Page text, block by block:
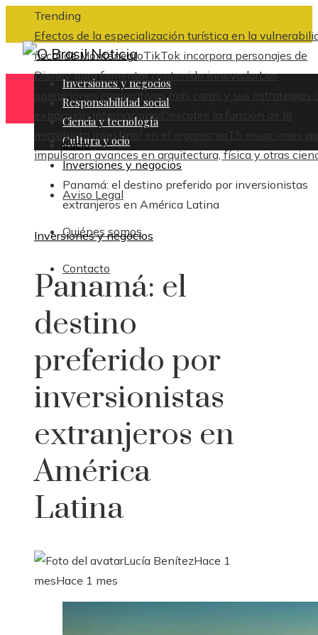
Trending
Efectos de la especialización turística en la
fiscal de MontenegroTikTok incorpora personajes de
Disney para fomentar contenido innovadorLas
operaciones corporativas más caras y sus estrategias
expansión internacional
Descubre la función de la
microbiota intestinal en el organismo
15 ecuaciones
impulsaron avances en arquitectura, física y otras
Aviso Legal
Quiénes somos
Contacto
Inversiones y negocios
Responsabilidad social
Ciencia y tecnología
Cultura y ocio
Inicio
Inversiones y negocios
Panamá: el destino preferido por inversionistas
extranjeros en América Latina
Inversiones y negocios
Panamá: el
destino
preferido por
inversionistas
extranjeros en
América
Latina
Lucía BenítezHace 1
mesHace 1 mes